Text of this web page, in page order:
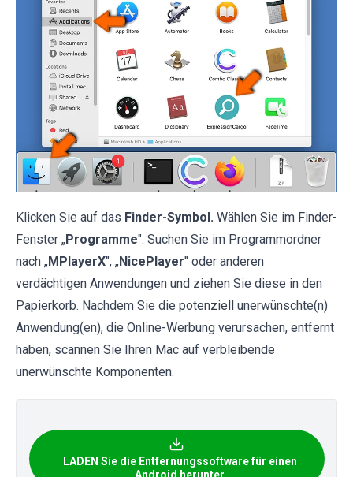
Klicken Sie auf das Finder-Symbol. Wählen Sie im Finder-
Fenster „Programme". Suchen Sie im Programmordner
nach „MPlayerX", „NicePlayer" oder anderen
verdächtigen Anwendungen und ziehen Sie diese in den
Papierkorb. Nachdem Sie die potenziell unerwünschte(n)
Anwendung(en), die Online-Werbung verursachen, entfernt
haben, scannen Sie Ihren Mac auf verbleibende
unerwünschte Komponenten.
LADEN Sie die Entfernungssoftware für einen
Android herunter